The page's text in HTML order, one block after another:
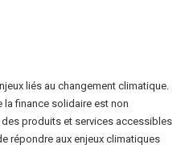
liés au changement climatique.
finance solidaire est non
produits et services accessibles
répondre aux enjeux climatiques